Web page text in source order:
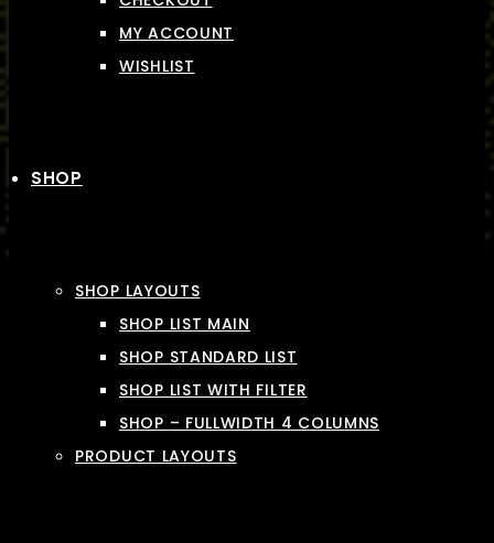
MY ACCOUNT
WISHLIST
SHOP
SHOP LAYOUTS
SHOP LIST MAIN
SHOP STANDARD LIST
SHOP LIST WITH FILTER
SHOP – FULLWIDTH 4 COLUMNS
PRODUCT LAYOUTS